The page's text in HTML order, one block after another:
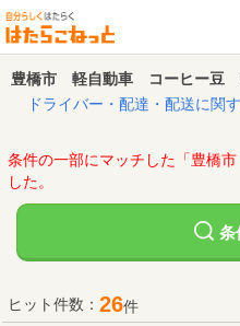
豊橋市 軽自動車 コーヒー豆
ドライバー・配達・配送に関
条件の一部にマッチした「豊橋
した。
条
ヒット件数： 26件